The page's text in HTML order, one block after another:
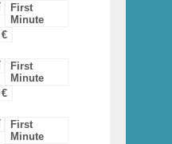
First
Minute
First
Minute
First
Minute